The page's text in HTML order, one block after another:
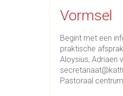
Vormsel
Begint met een
praktische
Aloysius, Adriaen
Pastoraal